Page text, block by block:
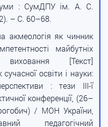
: СумДПУ ім. А. С.
– С. 60–68.
акмеологія як чинник
майбутніх
виховання [Текст]
освіти і науки:
: тези III-ї
конференції, (26–
/ МОН України,
педагогічний